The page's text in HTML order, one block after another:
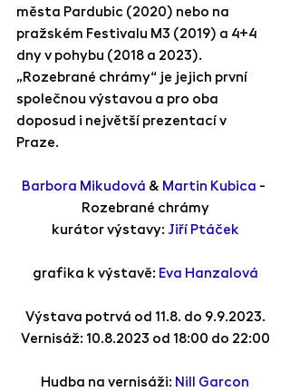
města Pardubic (2020) nebo na
pražském Festivalu M3 (2019) a 4+4
dny v pohybu (2018 a 2023).
„Rozebrané chrámy“ je jejich první
společnou výstavou a pro oba
doposud i největší prezentací v
Praze.
Barbora Mikudová & Martin Kubica -
Rozebrané chrámy
kurátor výstavy: Jiří Ptáček
grafika k výstavě: Eva Hanzalová
Výstava potrvá od 11.8. do 9.9.2023.
Vernisáž: 10.8.2023 od 18:00 do 22:00
Hudba na vernisáži: Nill Garcon